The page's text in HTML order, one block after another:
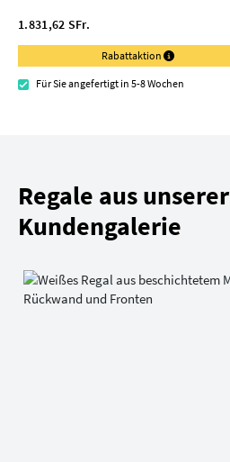
1.831,62 SFr.
Rabattaktion
Für Sie angefertigt in 5-8 Wochen
Regale aus unserer
Kundengalerie